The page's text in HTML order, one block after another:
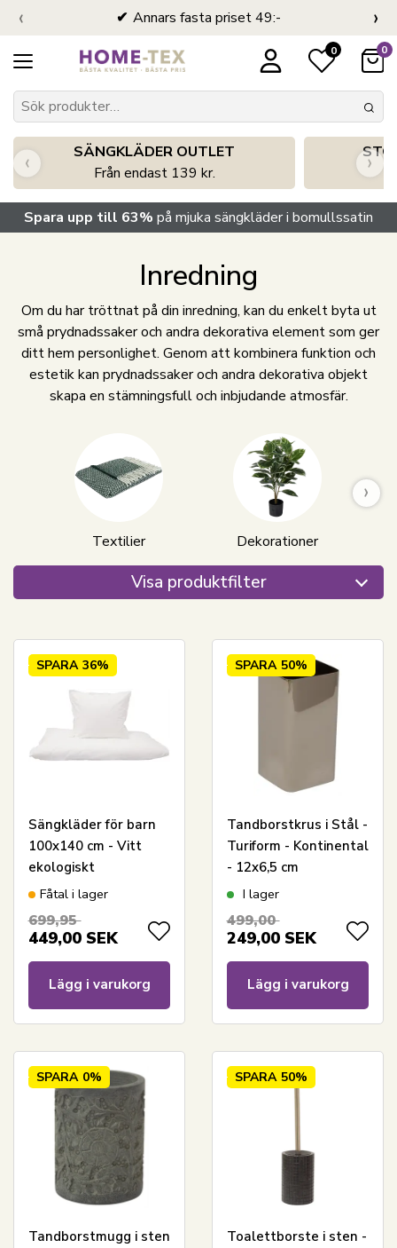
Annars fasta priset 49:-
‹ ›
0 0
SÄNGKLÄDER OUTLET
Från endast 139 kr.
‹ ›
Spara upp till 63% på mjuka sängkläder i bomullssatin
Inredning
Om du har tröttnat på din inredning, kan du enkelt byta ut
små prydnadssaker och andra dekorativa element som ger
ditt hem personlighet. Genom att kombinera funktion och
estetik kan prydnadssaker och andra dekorativa objekt
skapa en stämningsfull och inbjudande atmosfär.
Textilier Dekorationer
›
Visa produktfilter
SPARA 36%
Sängkläder för barn
100x140 cm - Vitt
ekologiskt
sängklädesset -
bomull - Dozy
Fåtal i lager
699,95
449,00 SEK
Lägg i varukorg
SPARA 50%
Tandborstkrus i Stål -
Turiform - Kontinental
- 12x6,5 cm
I lager
499,00
249,00 SEK
Lägg i varukorg
SPARA 0%
Tandborstmugg i sten
SPARA 50%
Toalettborste i sten -